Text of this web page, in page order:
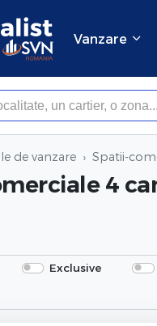
Vanzare
de vanzare Spatii-
4
Exclusive